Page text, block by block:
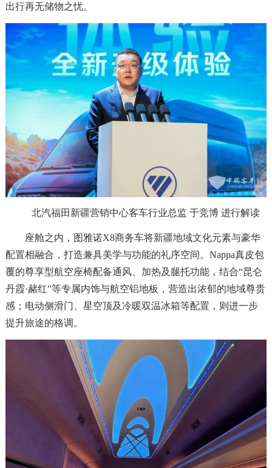
出行再无储物之忧。
北汽福田新疆营销中心客车行业总监 于竞博 进行解读
座舱之内，图雅诺X8商务车将新疆地域文化元素与豪华
配置相融合，打造兼具美学与功能的礼序空间。Nappa真皮包
覆的尊享型航空座椅配备通风、加热及腿托功能，结合“昆仑
丹霞·赭红”等专属内饰与航空铝地板，营造出浓郁的地域尊贵
感；电动侧滑门、星空顶及冷暖双温冰箱等配置，则进一步
提升旅途的格调。